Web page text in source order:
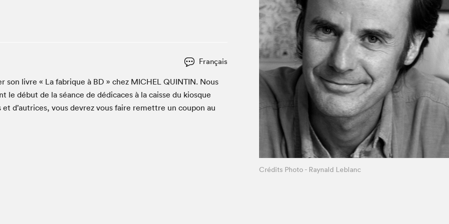
Le Salon dans ta classe
Liseur Public
Matinées scolaires Hydro-Québec
À propos du Salon
Liste des exposant·e·s
Liste des auteur·rice·s
Français
son livre « La fab­rique à BD » chez MICHEL QUINTIN. Nous
le début de la séance de dédi­caces à la caisse du kiosque
d’autrices, vous devrez vous faire remet­tre un coupon au
Crédits Photo - Raynald Leblanc